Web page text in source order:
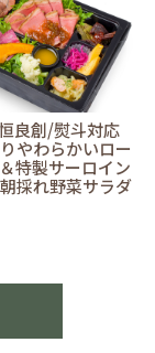
恒良創/熨斗対応
やわらかいロー
特製サーロイン
採れ野菜サラダ